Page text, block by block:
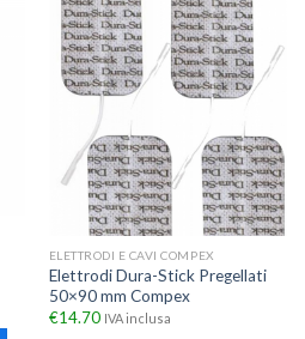
ELETTRODI E CAVI COMPEX
Elettrodi Dura-Stick Pregellati
50×90 mm Compex
€14.70 IVA inclusa